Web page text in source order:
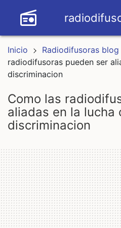
Inicio Radiodifusoras blog
radiodifusoras pueden ser
discriminacion
como las radiodifusoras pueden ser
aliadas en la lucha
discriminacion